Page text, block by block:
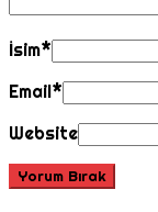
İsim*
Email*
Website